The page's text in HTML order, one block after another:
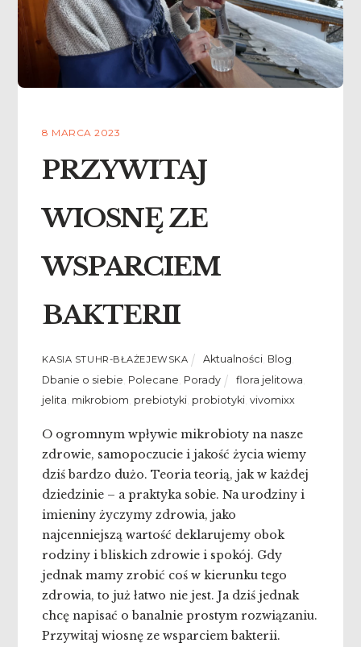
8 MARCA 2023
PRZYWITAJ
WIOSNĘ ZE
WSPARCIEM
BAKTERII
KASIA STUHR-BŁAŻEJEWSKA Aktualności Blog
Dbanie o siebie Polecane Porady flora jelitowa
jelita mikrobiom prebiotyki probiotyki ,vivomixx
O ogromnym wpływie mikrobioty na nasze
zdrowie, samopoczucie i jakość życia wiemy
dziś bardzo dużo. Teoria teorią, jak w każdej
dziedzinie – a praktyka sobie. Na urodziny i
imieniny życzymy zdrowia, jako
najcenniejszą wartość deklarujemy obok
rodziny i bliskich zdrowie i spokój. Gdy
jednak mamy zrobić coś w kierunku tego
zdrowia, to już łatwo nie jest. Ja dziś jednak
chcę napisać o banalnie prostym rozwiązaniu.
Przywitaj wiosnę ze wsparciem bakterii.